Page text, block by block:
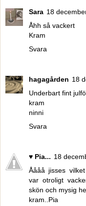
Sara 18
Åhh så vackert
Kram
Svara
hagagården 18
Underbart fint
kram
ninni
Svara
♥ Pia... 18
Åååå jisses
var otroligt
skön och mysig
kram..Pia